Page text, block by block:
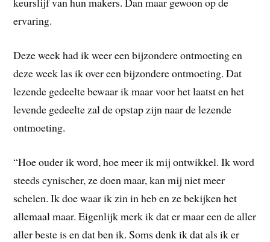
ervaring.
Deze week had ik weer een bijzondere ontmoeting en
deze week las ik over een bijzondere ontmoeting. Dat
lezende gedeelte bewaar ik maar voor het laatst en het
levende gedeelte zal de opstap zijn naar de lezende
ontmoeting.
“Hoe ouder ik word, hoe meer ik mij ontwikkel. Ik word
steeds cynischer, ze doen maar, kan mij niet meer
schelen. Ik doe waar ik zin in heb en ze bekijken het
allemaal maar. Eigenlijk merk ik dat er maar een de aller
aller beste is en dat ben ik. Soms denk ik dat als ik er